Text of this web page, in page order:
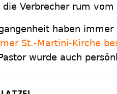
Verbrecher rum
haben
St.-Martini-Kirche
wurde auch